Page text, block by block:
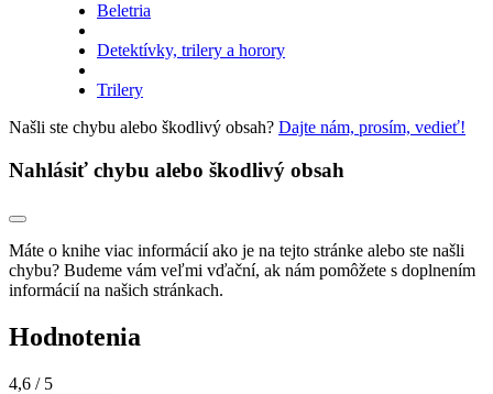
Beletria
Detektívky, trilery a horory
Trilery
Našli ste chybu alebo škodlivý obsah? Dajte nám, prosím, vedieť!
Nahlásiť chybu alebo škodlivý obsah
Máte o knihe viac informácií ako je na tejto stránke alebo ste našli
chybu? Budeme vám veľmi vďační, ak nám pomôžete s doplnením
informácií na našich stránkach.
Hodnotenia
4,6 / 5